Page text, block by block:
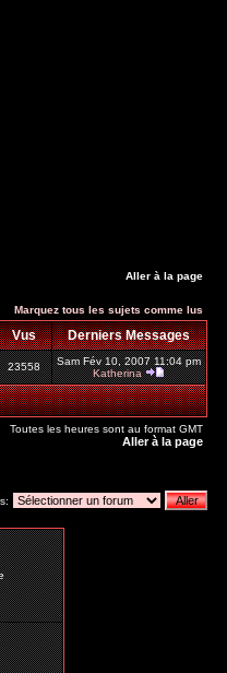
Aller à la page
Marquez tous les sujets comme lus
Vus Derniers Messages
23558
Sam Fév 10, 2007 11:04 pm
Katherina
Toutes les heures sont au format GMT
Aller à la page